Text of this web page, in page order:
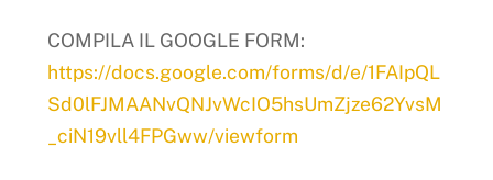
COMPILA IL GOOGLE FORM:
https://docs.google.com/forms/d/e/1FAIpQL
Sd0lFJMAANvQNJvWcIO5hsUmZjze62YvsM
_ciN19vll4FPGww/viewform